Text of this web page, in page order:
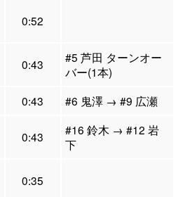
0:52
0:43
#5 芦田 ターンオー
バー(1本)
0:43
#6 鬼澤 → #9 広瀬
0:43
#16 鈴木 → #12 岩
下
0:35